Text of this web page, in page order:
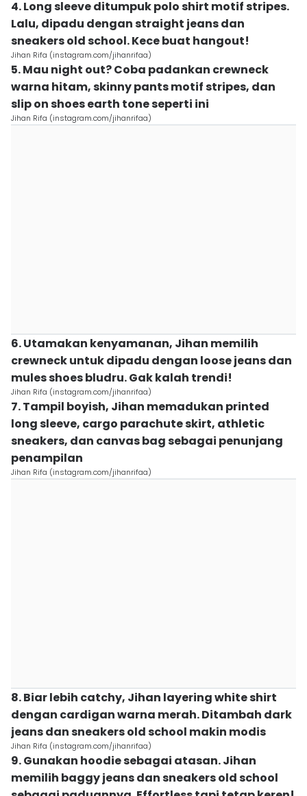
4. Long sleeve ditumpuk polo shirt motif stripes.
Lalu, dipadu dengan straight jeans dan
sneakers old school. Kece buat hangout!
Jihan Rifa (instagram.com/jihanrifaa)
5. Mau night out? Coba padankan crewneck
warna hitam, skinny pants motif stripes, dan
slip on shoes earth tone seperti ini
Jihan Rifa (instagram.com/jihanrifaa)
6. Utamakan kenyamanan, Jihan memilih
crewneck untuk dipadu dengan loose jeans dan
mules shoes bludru. Gak kalah trendi!
Jihan Rifa (instagram.com/jihanrifaa)
7. Tampil boyish, Jihan memadukan printed
long sleeve, cargo parachute skirt, athletic
sneakers, dan canvas bag sebagai penunjang
penampilan
Jihan Rifa (instagram.com/jihanrifaa)
8. Biar lebih catchy, Jihan layering white shirt
dengan cardigan warna merah. Ditambah dark
jeans dan sneakers old school makin modis
Jihan Rifa (instagram.com/jihanrifaa)
9. Gunakan hoodie sebagai atasan. Jihan
memilih baggy jeans dan sneakers old school